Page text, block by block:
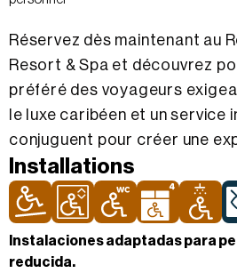
Réservez dès maintenant au
Resort & Spa et découvrez
préféré des voyageurs
le luxe caribéen et un service
conjuguent pour créer une
Installations
Instalaciones adaptadas para
reducida.